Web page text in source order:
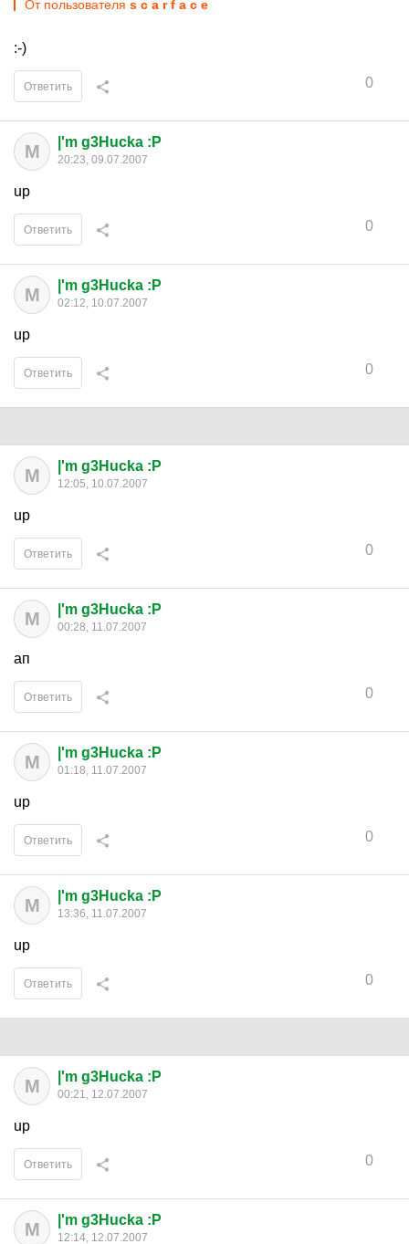
От пользователя s c a r f a c e
:-)
0
Ответить
M |'m g3Hucka :P
20:23, 09.07.2007
up
0
Ответить
M |'m g3Hucka :P
02:12, 10.07.2007
up
0
Ответить
M |'m g3Hucka :P
12:05, 10.07.2007
up
0
Ответить
M |'m g3Hucka :P
00:28, 11.07.2007
ап
0
Ответить
M |'m g3Hucka :P
01:18, 11.07.2007
up
0
Ответить
M |'m g3Hucka :P
13:36, 11.07.2007
up
0
Ответить
M |'m g3Hucka :P
00:21, 12.07.2007
up
0
Ответить
M |'m g3Hucka :P
12:14, 12.07.2007